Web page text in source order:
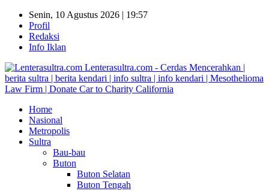
Senin, 10 Agustus 2026 | 19:57
Profil
Redaksi
Info Iklan
Lenterasultra.com - Cerdas Mencerahkan |
berita sultra | berita kendari | info sultra | info kendari | Mesothelioma
Law Firm | Donate Car to Charity California
Home
Nasional
Metropolis
Sultra
Bau-bau
Buton
Buton Selatan
Buton Tengah